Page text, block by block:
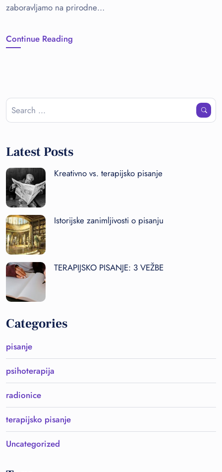
zaboravljamo na prirodne…
Continue Reading
Latest Posts
Kreativno vs. terapijsko pisanje
Istorijske zanimljivosti o pisanju
TERAPIJSKO PISANJE: 3 VEŽBE
Categories
pisanje
psihoterapija
radionice
terapijsko pisanje
Uncategorized